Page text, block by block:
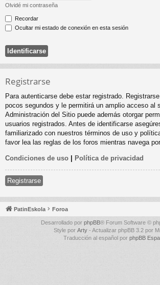
Olvidé mi contraseña
Recordar
Ocultar mi estado de conexión en esta sesión
Registrarse
Para autenticarse debe estar registrado.
pocos segundos y le permitirá un amplio acceso al
Administración del Sitio puede además otorgar
usuarios registrados. Antes de identificarse
familiarizado con nuestros términos de uso y
favor lea las reglas de los foros mientras navega
Condiciones de uso | Política de privacidad
Registrarse
PatinEskola Foroa
Desarrollado por phpBB® Forum Software ©
Style por Arty - Actualizar phpBB 3.2 por
Traducción al español por phpBB